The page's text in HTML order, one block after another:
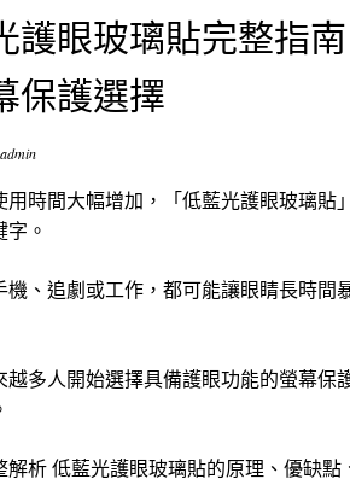
護眼玻璃貼完整指
保護選擇
admin
用時間大幅增加，「低藍光護眼玻璃貼
。
機、追劇或工作，都可能讓眼睛長時間
越多人開始選擇具備護眼功能的螢幕保
解析 低藍光護眼玻璃貼的原理、優缺點